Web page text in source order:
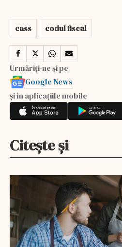
cass codul fiscal
Urmăriți-ne și pe
Google News
și în aplicațiile mobile
Citește și